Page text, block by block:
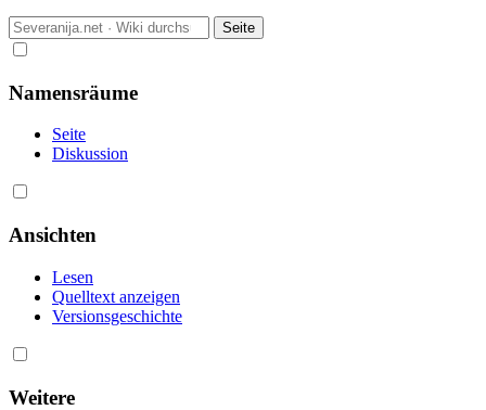
Namensräume
Seite
Diskussion
Ansichten
Lesen
Quelltext anzeigen
Versionsgeschichte
Weitere